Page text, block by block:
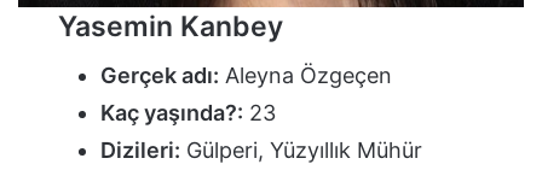
Yasemin Kanbey
Gerçek adı: Aleyna Özgeçen
Kaç yaşında?: 23
Dizileri: Gülperi, Yüzyıllık Mühür